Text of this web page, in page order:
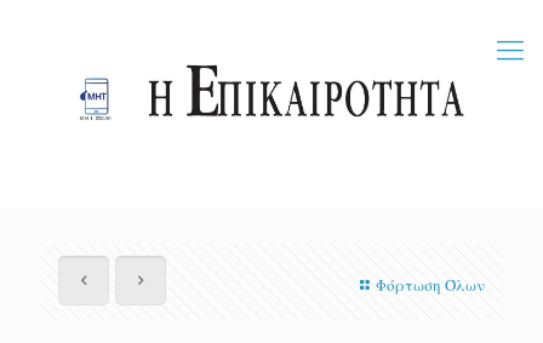
Φόρτωση Όλων